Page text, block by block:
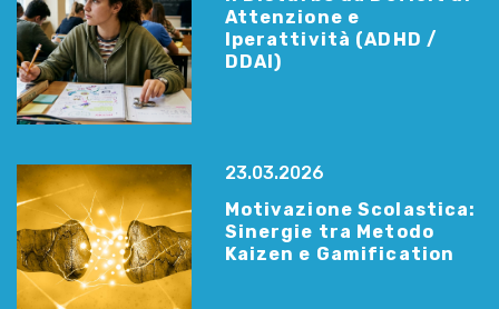
Attenzione e
Iperattività (ADHD /
DDAI)
23.03.2026
Motivazione Scolastica:
Sinergie tra Metodo
Kaizen e Gamification